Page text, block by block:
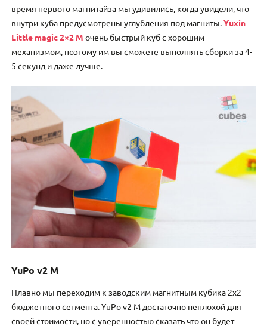
время первого магнитайза мы удивились, когда увидели, что
внутри куба предусмотрены углубления под магниты.Yuxin
Little magic 2×2 M очень быстрый куб с хорошим
механизмом, поэтому им вы сможете выполнять сборки за 4-
5 секунд и даже лучше.
YuPo v2 M
Плавно мы переходим к заводским магнитным кубика 2х2
бюджетного сегмента. YuPo v2 M достаточно неплохой для
своей стоимости, но с уверенностью сказать что он будет